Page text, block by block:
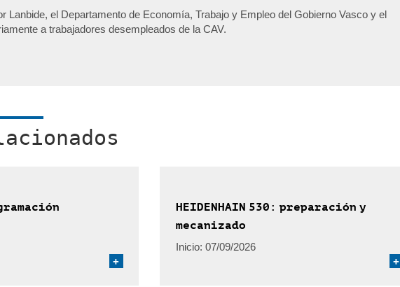
Lanbide, el Departamento de Economía, Trabajo y Empleo del Gobierno Vasco y el
a trabajadores desempleados de la CAV.
+
HEIDENHAIN 530: preparación y
mecanizado
Inicio: 07/09/2026
+